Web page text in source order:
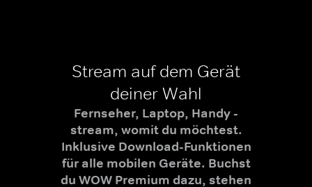
Stream auf dem Gerät
deiner Wahl
Fernseher, Laptop, Handy -
stream, womit du möchtest.
Inklusive Download-Funktionen
für alle mobilen Geräte. Buchst
du WOW Premium dazu, stehen